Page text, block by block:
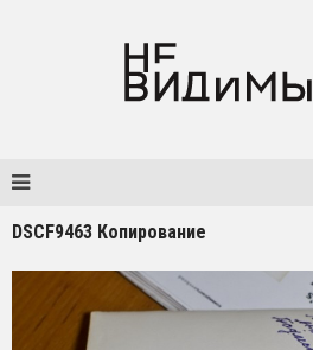
DSCF9463 Копирование